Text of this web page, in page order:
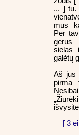
... ] tu.
mus
Per
gerus
sielas
galėtų
Aš jus
pirma
[ 3